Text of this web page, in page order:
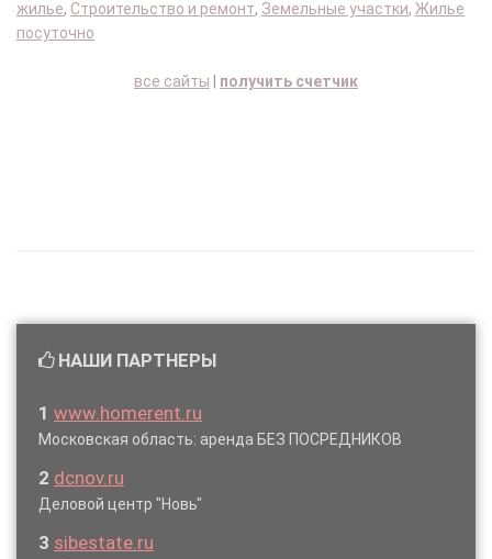
жилье, Строительство и ремонт, Земельные участки, Жилье
посуточно
все сайты получить счетчик
НАШИ ПАРТНЕРЫ
1 www.homerent.ru
Московская область: аренда БЕЗ ПОСРЕДНИКОВ
2 dcnov.ru
Деловой центр "Новь"
3 sibestate.ru